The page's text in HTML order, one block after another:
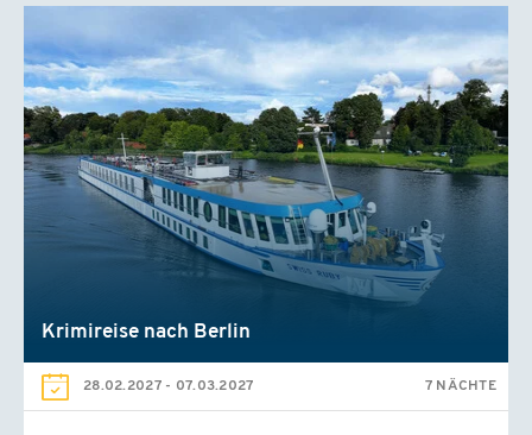
Krimireise nach Berlin
28.02.2027- 07.03.2027 7 NÄCHTE